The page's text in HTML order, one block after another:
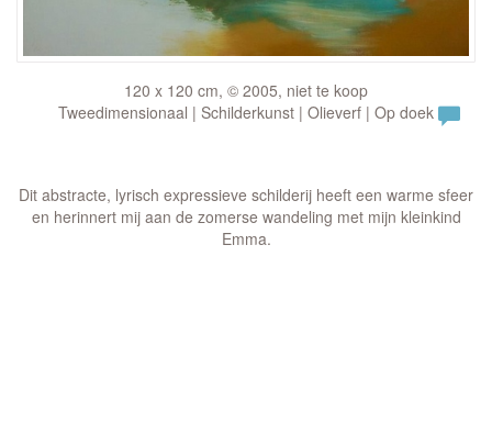
120 x 120 cm, © 2005, niet te koop
Tweedimensionaal | Schilderkunst | Olieverf | Op doek
Dit abstracte, lyrisch expressieve schilderij heeft een warme sfeer
en herinnert mij aan de zomerse wandeling met mijn kleinkind
Emma.